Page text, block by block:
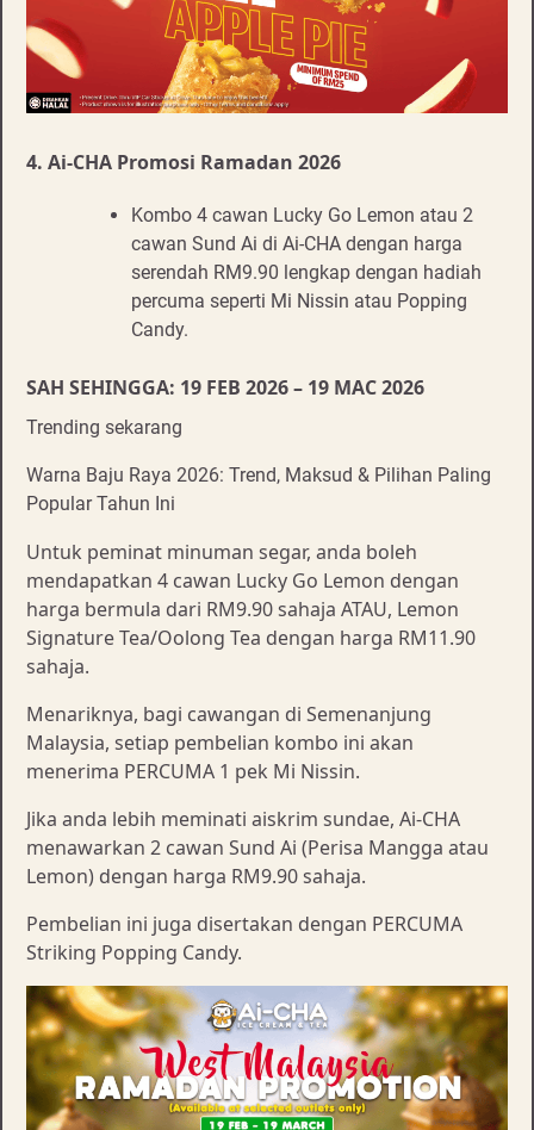
4. Ai-CHA Promosi Ramadan 2026
Kombo 4 cawan Lucky Go Lemon atau 2
cawan Sund Ai di Ai-CHA dengan harga
serendah RM9.90 lengkap dengan hadiah
percuma seperti Mi Nissin atau Popping
Candy.
SAH SEHINGGA: 19 FEB 2026 – 19 MAC 2026
Trending sekarang
Warna Baju Raya 2026: Trend, Maksud & Pilihan Paling
Popular Tahun Ini
Untuk peminat minuman segar, anda boleh
mendapatkan 4 cawan Lucky Go Lemon dengan
harga bermula dari RM9.90 sahaja ATAU, Lemon
Signature Tea/Oolong Tea dengan harga RM11.90
sahaja.
Menariknya, bagi cawangan di Semenanjung
Malaysia, setiap pembelian kombo ini akan
menerima PERCUMA 1 pek Mi Nissin.
Jika anda lebih meminati aiskrim sundae, Ai-CHA
menawarkan 2 cawan Sund Ai (Perisa Mangga atau
Lemon) dengan harga RM9.90 sahaja.
Pembelian ini juga disertakan dengan PERCUMA
Striking Popping Candy.